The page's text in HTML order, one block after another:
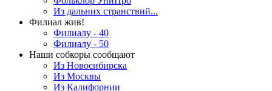
Из дальних странствий...
Филиал жив!
Филиалу - 40
Филиалу - 50
Наши собкоры сообщают
Из Новосибирска
Из Москвы
Из Калифорнии